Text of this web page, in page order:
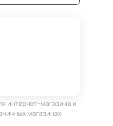
интернет-магазина и
магазинах